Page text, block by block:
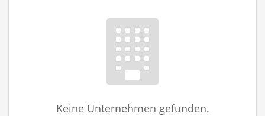
Keine Unternehmen gefunden.